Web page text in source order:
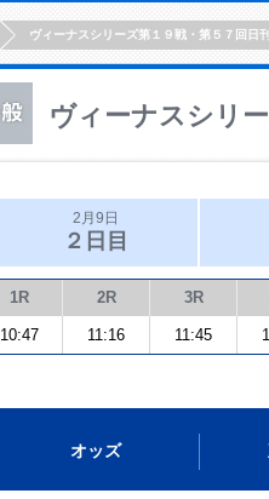
ヴィーナスシリーズ第１９戦・第５７回日
ヴィーナスシリ
2月9日
２日目
1R 2R 3R
10:47 11:16 11:45
オッズ